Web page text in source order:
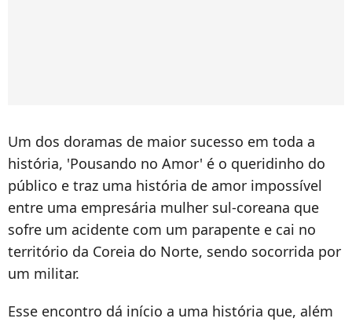
Um dos doramas de maior sucesso em toda a
história, 'Pousando no Amor' é o queridinho do
público e traz uma história de amor impossível
entre uma empresária mulher sul-coreana que
sofre um acidente com um parapente e cai no
território da Coreia do Norte, sendo socorrida por
um militar.
Esse encontro dá início a uma história que, além